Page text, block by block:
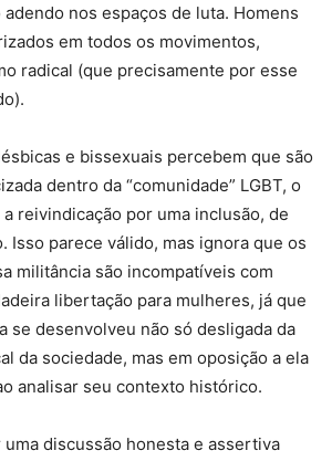
nos espaços de luta. Homens
em todos os movimentos,
radical (que precisamente por esse
e bissexuais percebem que são
dentro da “comunidade” LGBT, o
reivindicação por uma inclusão, de
Isso parece válido, mas ignora que os
militância são incompatíveis com
libertação para mulheres, já que
se desenvolveu não só desligada da
da sociedade, mas em oposição a ela
analisar seu contexto histórico.
discussão honesta e assertiva